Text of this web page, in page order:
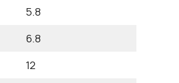
5.8
6.8
12